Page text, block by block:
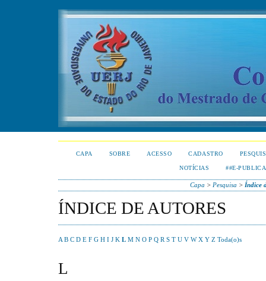
CAPA SOBRE ACESSO CADASTRO
NOTÍCIAS ##E-
Capa > Pesquisa > Índice
ÍNDICE DE AUTORES
A B C D E F G H I J K L M N O P Q R S T U V W X Y Z Toda(o)s
L